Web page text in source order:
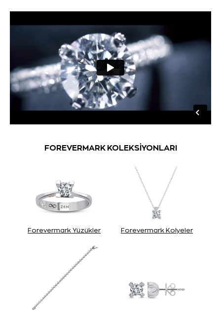
FOREVERMARK KOLEKSİYONLARI
Forevermark Yüzükler Forevermark Kolyeler